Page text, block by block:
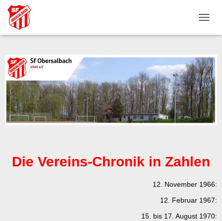
A
G
A
T
I
O
N
U
A
T
N
Die Vereins-Chronik in Zahlen
12. November 1966:
12. Februar 1967:
15. bis 17. August 1970: